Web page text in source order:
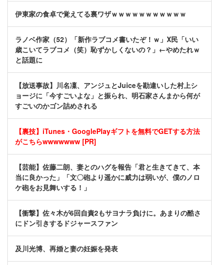
伊東家の食卓で覚えてる裏ワザｗｗｗｗｗｗｗｗｗｗｗ
ラノベ作家（52）「新作ラブコメ書いたぞ！ｗ」X民「いい
歳こいてラブコメ（笑）恥ずかしくないの？」←やめたれｗ
と話題に
【放送事故】川名凜、アンジュとJuiceを勘違いした村上シ
ョージに「今すごいよな」と振られ、明石家さんまから何が
すごいのかゴン詰めされる
【裏技】iTunes・GooglePlayギフトを無料でGETする方法
がこちらwwwwwww [PR]
【芸能】佐藤二朗、妻とのハグを報告「君と生きてきて、本
当に良かった」「文〇砲より遥かに威力は弱いが、僕のノロ
ケ砲をお見舞いする！」
【衝撃】佐々木が6回自責2もサヨナラ負けに。あまりの酷さ
にドン引きするドジャースファン
及川光博、再婚と妻の妊娠を発表